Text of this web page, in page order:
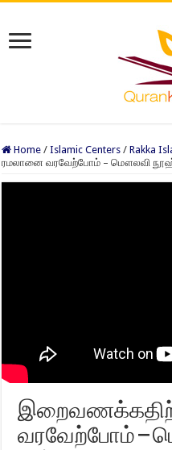
Home / Islamic Centers / Rakka
ரமலானை வரவேற்போம் – மௌலவி
வரவேற்போம் –